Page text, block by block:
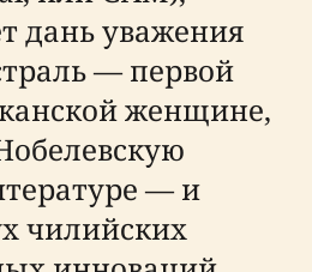
дань уважения
— первой
женщине,
— и
чилийских